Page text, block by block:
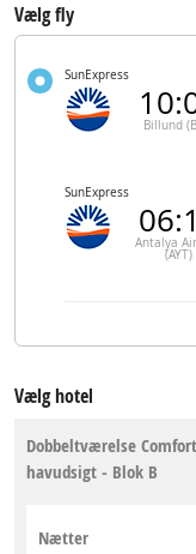
Vælg fly
SunExpress
Billund
SunExpress
Antalya
(AYT)
Vælg hotel
Dobbeltværelse
havudsigt - Blok B
Nætter